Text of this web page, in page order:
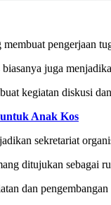
pengerjaan
juga
kegiatan diskusi
Anak Kos
sekretariat
ditujukan sebagai
dan